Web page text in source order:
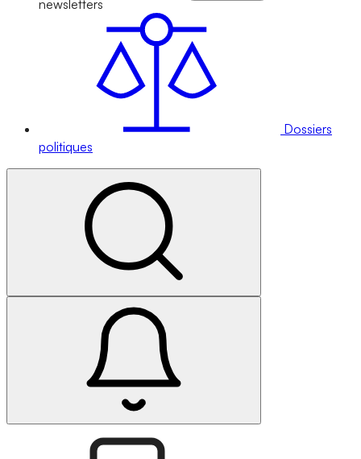
newsletters
Dossiers
politiques